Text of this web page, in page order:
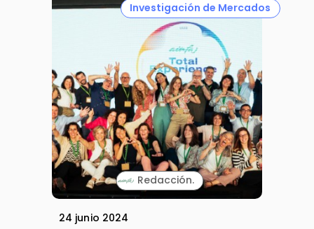
Investigación de Mercados
Redacción.
24 junio 2024